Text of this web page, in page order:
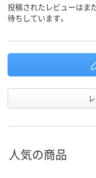
投稿されたレビューはま
待ちしています。
人気の商品